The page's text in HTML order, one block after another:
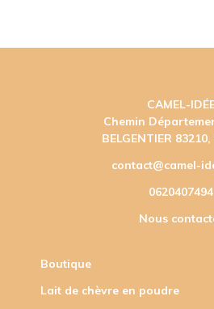
CAMEL-
Chemin
BELGENTIER
contact@camel-
0620407494
Nous
Boutique
Lait de chèvre en poudre